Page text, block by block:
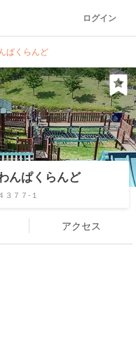
ログイン
ぱくらんど
んぱくらんど
３７７-１
アクセス